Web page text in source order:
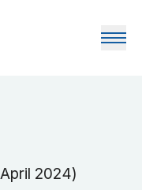
2024)